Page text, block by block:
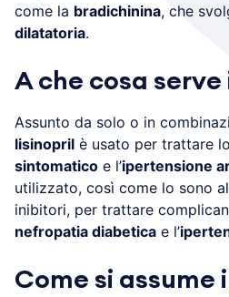
come la bradichinina, che
dilatatoria.
A che cosa
Assunto da solo o in
lisinopril è usato per trattare lo
sintomatico e l’ipertensione
utilizzato, così come lo sono
inibitori, per trattare
nefropatia diabetica e l’
Come si assume